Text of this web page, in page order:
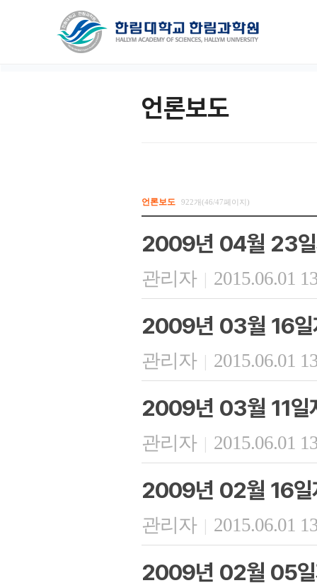
언론보도
언론보도 922개(46/47페이지)
2009년 04월 23일
관리자 | 2015.06.01
2009년 03월 16일
관리자 | 2015.06.01
2009년 03월 11일
관리자 | 2015.06.01
2009년 02월 16일
관리자 | 2015.06.01
2009년 02월 05일